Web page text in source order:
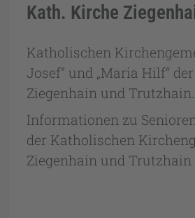
Kath. Kirche
Katholischen
Josef“ und „Maria Hilf“
Ziegenhain und Trutzhain.
Informationen zu
der Katholischen
Ziegenhain und